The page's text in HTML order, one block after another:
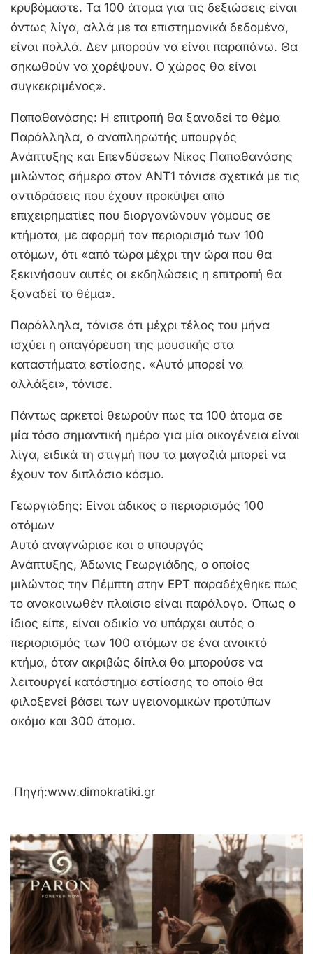
κρυβόμαστε. Τα 100 άτομα για τις δεξιώσεις είναι
όντως λίγα, αλλά με τα επιστημονικά δεδομένα,
είναι πολλά. Δεν μπορούν να είναι παραπάνω. Θα
σηκωθούν να χορέψουν. Ο χώρος θα είναι
συγκεκριμένος».
Παπαθανάσης: Η επιτροπή θα ξαναδεί το θέμα
Παράλληλα, ο αναπληρωτής υπουργός
Ανάπτυξης και Επενδύσεων Νίκος Παπαθανάσης
μιλώντας σήμερα στον ΑΝΤ1 τόνισε σχετικά με τις
αντιδράσεις που έχουν προκύψει από
επιχειρηματίες που διοργανώνουν γάμους σε
κτήματα, με αφορμή τον περιορισμό των 100
ατόμων, ότι «από τώρα μέχρι την ώρα που θα
ξεκινήσουν αυτές οι εκδηλώσεις η επιτροπή θα
ξαναδεί το θέμα».
Παράλληλα, τόνισε ότι μέχρι τέλος του μήνα
ισχύει η απαγόρευση της μουσικής στα
καταστήματα εστίασης. «Αυτό μπορεί να
αλλάξει», τόνισε.
Πάντως αρκετοί θεωρούν πως τα 100 άτομα σε
μία τόσο σημαντική ημέρα για μία οικογένεια είναι
λίγα, ειδικά τη στιγμή που τα μαγαζιά μπορεί να
έχουν τον διπλάσιο κόσμο.
Γεωργιάδης: Είναι άδικος ο περιορισμός 100
ατόμων
Αυτό αναγνώρισε και ο υπουργός
Ανάπτυξης, Άδωνις Γεωργιάδης, ο οποίος
μιλώντας την Πέμπτη στην ΕΡΤ παραδέχθηκε πως
το ανακοινωθέν πλαίσιο είναι παράλογο. Όπως ο
ίδιος είπε, είναι αδικία να υπάρχει αυτός ο
περιορισμός των 100 ατόμων σε ένα ανοικτό
κτήμα, όταν ακριβώς δίπλα θα μπορούσε να
λειτουργεί κατάστημα εστίασης το οποίο θα
φιλοξενεί βάσει των υγειονομικών προτύπων
ακόμα και 300 άτομα.
Πηγή:www.dimokratiki.gr